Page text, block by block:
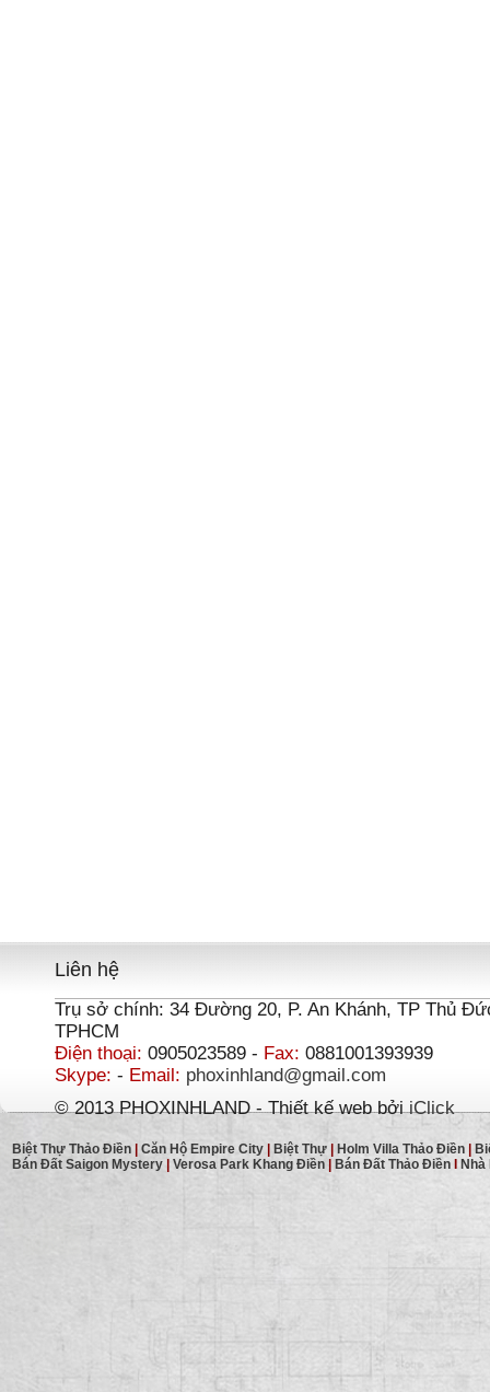
Liên hệ
Trụ sở chính: 34 Đường 20, P. An Khánh, TP Thủ
TPHCM
Điện thoại: 0905023589 - Fax: 0881001393939
Skype: - Email: phoxinhland@gmail.com
© 2013 PHOXINHLAND - Thiết kế web bởiiClick
Biệt Thự Thảo Điền| Căn Hộ Empire City| Biệt Thự| Holm Villa Thảo Điền|
Bán Đất Saigon Mystery| Verosa Park Khang Điền| Bán Đất Thảo ĐiềnI Nhà